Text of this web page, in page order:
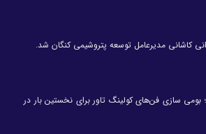
کاشانی مدیرعامل توسعه پتروشیمی کنگان شد.
بومی سازی فن‌های کولینگ تاور برای نخستین بار در